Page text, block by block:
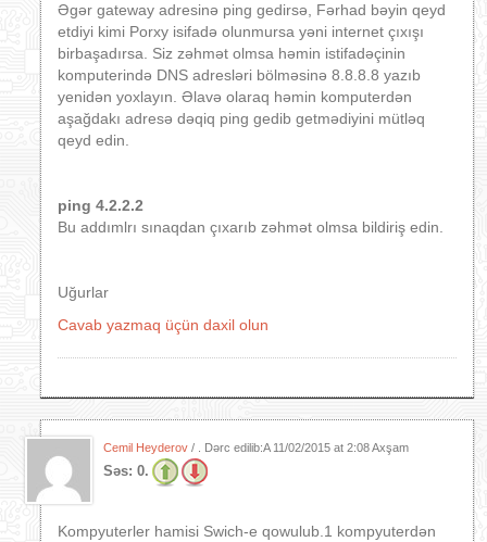
Əgər gateway adresinə ping gedirsə, Fərhad bəyin qeyd
etdiyi kimi Porxy isifadə olunmursa yəni internet çıxışı
birbaşadırsa. Siz zəhmət olmsa həmin istifadəçinin
komputerində DNS adresləri bölməsinə 8.8.8.8 yazıb
yenidən yoxlayın. Əlavə olaraq həmin komputerdən
aşağdakı adresə dəqiq ping gedib getmədiyini mütləq
qeyd edin.
ping 4.2.2.2
Bu addımlrı sınaqdan çıxarıb zəhmət olmsa bildiriş edin.
Uğurlar
Cavab yazmaq üçün daxil olun
Cemil Heyderov / . Dərc edilib:A 11/02/2015 at 2:08 Axşam
Səs: 0.
Kompyuterler hamisi Swich-e qowulub.1 kompyuterdən